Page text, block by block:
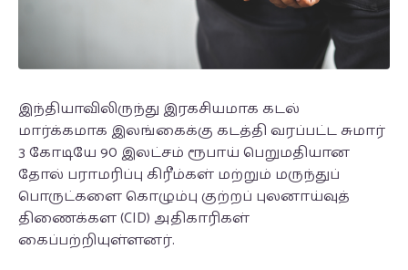
இந்தியாவிலிருந்து இரகசியமாக கடல்
மார்க்கமாக இலங்கைக்கு கடத்தி வரப்பட்ட சுமார்
3 கோடியே 90 இலட்சம் ரூபாய் பெறுமதியான
தோல் பராமரிப்பு கிரீம்கள் மற்றும் மருந்துப்
பொருட்களை கொழும்பு குற்றப் புலனாய்வுத்
திணைக்கள (CID) அதிகாரிகள்
கைப்பற்றியுள்ளனர்.